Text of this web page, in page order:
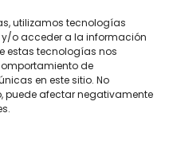
utilizamos tecnologías
o acceder a la información
estas tecnologías nos
de
en este sitio. No
puede afectar negativamente